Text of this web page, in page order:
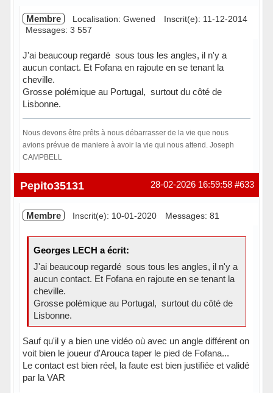
Membre Localisation: Gwened
Inscrit(e): 11-12-2014
Messages: 3 557
J'ai beaucoup regardé sous tous les angles, il n'y a
aucun contact. Et Fofana en rajoute en se tenant la
cheville.
Grosse polémique au Portugal, surtout du côté de
Lisbonne.
Nous devons être prêts à nous débarrasser de la vie que nous
avions prévue de maniere à avoir la vie qui nous attend. Joseph
CAMPBELL
Hors ligne #633
28-02-2026 16:59:58
Pepito35131
Membre Inscrit(e): 10-01-2020 Messages: 81
Georges LECH a écrit:
J'ai beaucoup regardé sous tous les angles, il n'y a
aucun contact. Et Fofana en rajoute en se tenant la
cheville.
Grosse polémique au Portugal, surtout du côté de
Lisbonne.
Sauf qu'il y a bien une vidéo où avec un angle différent on
voit bien le joueur d'Arouca taper le pied de Fofana...
Le contact est bien réel, la faute est bien justifiée et validé
par la VAR